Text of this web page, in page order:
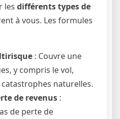
les différents types de
à vous. Les formules
: Couvre une
y compris le vol,
catastrophes naturelles.
de revenus :
de perte de